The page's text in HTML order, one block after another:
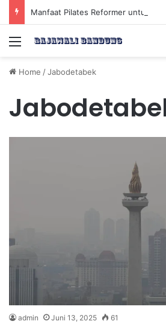
Menu
Home /Jabodetabek
admin Juni 13, 2025 61